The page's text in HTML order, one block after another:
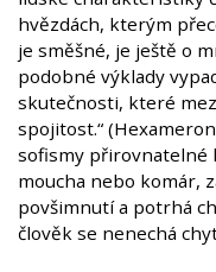
hvězdách, kterým
je směšné, je ještě o
podobné výklady
skutečnosti, které
spojitost.“
sofismy přirovnatelné
moucha nebo komár,
povšimnutí a potrhá
člověk se nenechá